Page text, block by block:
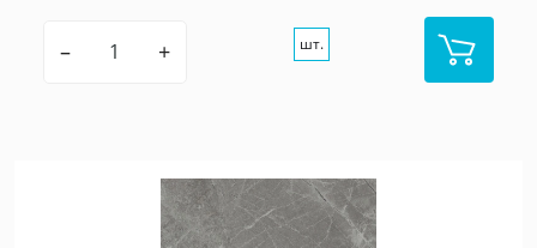
– + шт.